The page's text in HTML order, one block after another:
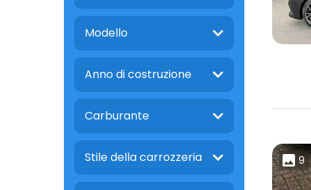
Modello
Anno di costruzione
Carburante
Stile della carrozzeria 9